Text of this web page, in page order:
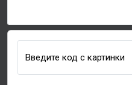
Введите код с картинки